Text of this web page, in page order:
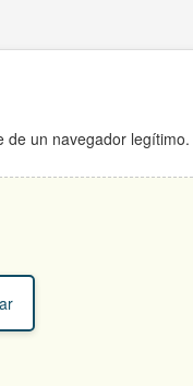
de un navegador legítimo.